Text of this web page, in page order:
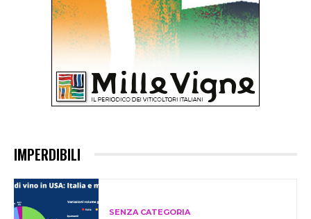
IMPERDIBILI
SENZA CATEGORIA